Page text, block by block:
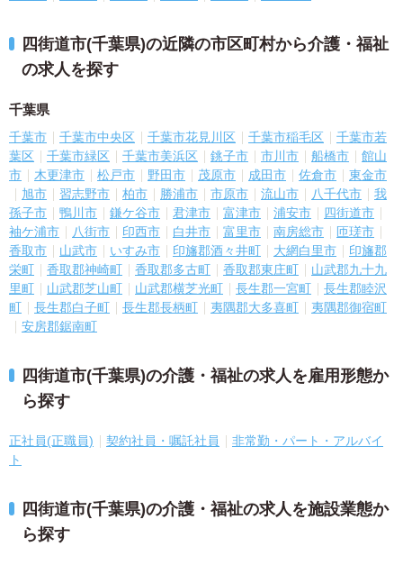
四街道市(千葉県)の近隣の市区町村から介護・福祉
の求人を探す
千葉県
千葉市 千葉市中央区 千葉市花見川区 千葉市稲毛区
千葉市若
葉区
千葉市緑区 千葉市美浜区 銚子市 市川市 船橋市
館山
市
木更津市 松戸市 野田市 茂原市 成田市 佐倉市
東金市
旭市
習志野市 柏市 勝浦市 市原市 流山市 八千代市
我
孫子市
鴨川市 鎌ケ谷市 君津市 富津市 浦安市
四街道市
袖ケ浦市
八街市 印西市 白井市 富里市 南房総市
匝瑳市
香取市
山武市 いすみ市 印旛郡酒々井町 大網白里市
印旛郡
栄町
香取郡神崎町 香取郡多古町 香取郡東庄町
山武郡九十九
里町
山武郡芝山町 山武郡横芝光町 長生郡一宮町
長生郡睦沢
町
長生郡白子町 長生郡長柄町 夷隅郡大多喜町
夷隅郡御宿町
安房郡鋸南町
四街道市(千葉県)の介護・福祉の求人を雇用形態か
ら探す
正社員(正職員) 契約社員・嘱託社員
非常勤・パート・アルバイ
ト
四街道市(千葉県)の介護・福祉の求人を施設業態か
ら探す